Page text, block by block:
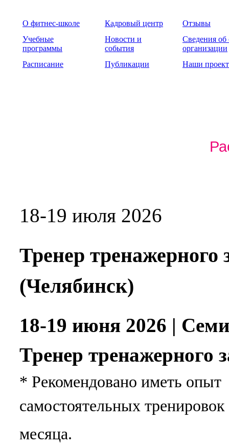
О фитнес-школе Кадровый центр
Отзывы
Учебные
программы
Новости и
события
Сведения об
организации
Расписание
Публикации Наши
18-19 июля 2026
Тренер тренажерного
(Челябинск)
18-19 июня 2026 |
Тренер тренажерного
* Рекомендовано иметь опыт
самостоятельных
месяца.